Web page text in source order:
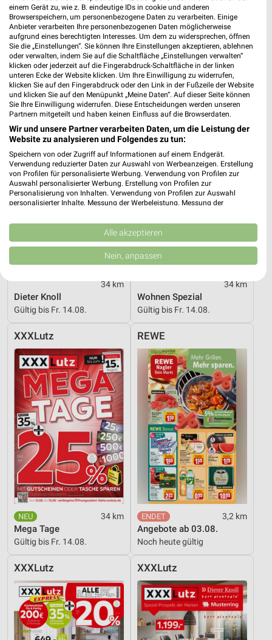
14,4 km
Hot Sommer Sale
Gültig bis Sa. 29.08.
6,1 km
Angebote ab 03.08.
Noch heute gültig
XXXLutz
34 km
Dieter Knoll
Gültig bis Fr. 14.08.
XXXLutz
34 km
Wohnen Spezial
Gültig bis Fr. 14.08.
XXXLutz
34 km
Mega Tage
Gültig bis Fr. 14.08.
REWE
3,2 km
Angebote ab 03.08.
Noch heute gültig
XXXLutz XXXLutz
einem Gerät zu, wie z. B. eindeutige IDs in cookie und anderen
Browserspeichern, um personenbezogene Daten zu verarbeiten. Einige
Anbieter verarbeiten Ihre personenbezogenen Daten möglicherweise
aufgrund eines berechtigten Interesses. Um dem zu widersprechen, öffnen
Sie die „Einstellungen“. Sie können Ihre Einstellungen akzeptieren, ablehnen
oder verwalten, indem Sie auf die Schaltfläche „Einstellungen verwalten“
klicken oder jederzeit auf die Fingerabdruck-Schaltfläche in der linken
unteren Ecke der Website klicken. Um Ihre Einwilligung zu widerrufen,
klicken Sie auf den Fingerabdruck oder den Link in der Fußzeile der Website
und klicken Sie auf den Menüpunkt „Meine Daten“. Auf dieser Seite können
Sie Ihre Einwilligung widerrufen. Diese Entscheidungen werden unseren
Partnern mitgeteilt und haben keinen Einfluss auf die Browserdaten.
Wir und unsere Partner verarbeiten Daten, um die Leistung der
Website zu analysieren und Folgendes zu tun:
Speichern von oder Zugriff auf Informationen auf einem Endgerät.
Verwendung reduzierter Daten zur Auswahl von Werbeanzeigen. Erstellung
von Profilen für personalisierte Werbung. Verwendung von Profilen zur
Auswahl personalisierter Werbung. Erstellung von Profilen zur
Personalisierung von Inhalten. Verwendung von Profilen zur Auswahl
personalisierter Inhalte. Messung der Werbeleistung. Messung der
Kombinationen von Daten aus verschiedenen Quellen. Entwicklung und
Verbesserung der Angebote. Verwendung reduzierter Daten zur Auswahl
von Inhalten.
Daten können außerhalb der Europäischen Union weitergegeben und in die
USA gesendet werden.
Website/App.
Partnerliste anzeigen (1 IAB-Anbieter)
Wir nutzen Ihre Daten für folgende Zwecke:
IAB-Verarbeitungszwecke:
Speichern von oder Zugriff auf Informationen
auf einem Endgerät
Verwendung reduzierter Daten zur Auswahl von
Werbeanzeigen
Erstellung von Profilen für personalisierte
Werbung
Verwendung von Profilen zur Auswahl
personalisierter Werbung
Erstellung von Profilen zur Personalisierung
von Inhalten
Verwendung von Profilen zur Auswahl
personalisierter Inhalte
Messung der Performance von Inhalten
Analyse von Zielgruppen durch Statistiken oder
Kombinationen von Daten aus verschiedenen
Quellen
Alle akzeptieren
Nein, anpassen